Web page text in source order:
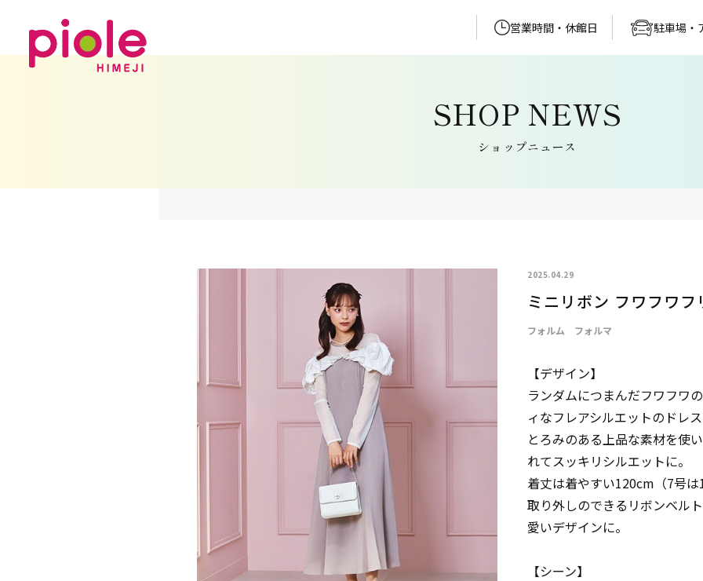
営業時間・休館日 駐車場・
ショップニュース
2025.04.29
ミニリボン フワフワ
フォルム フォルマ
【デザイン】
ランダムにつまんだフワフワ
ィなフレアシルエットのドレ
とろみのある上品な素材を使
れてスッキリシルエットに。
着丈は着やすい120cm（7号
取り外しのできるリボンベル
愛いデザインに。
【シーン】